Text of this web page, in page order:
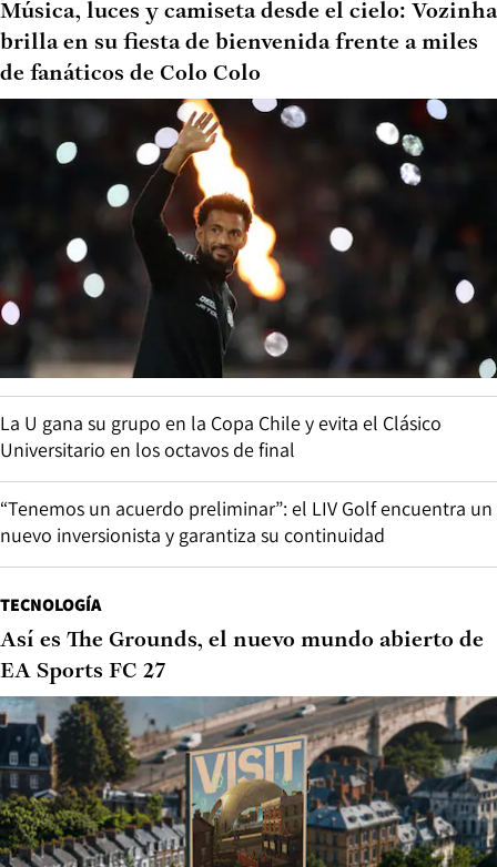
Música, luces y camiseta desde el cielo: Vozinha
brilla en su fiesta de bienvenida frente a miles
de fanáticos de Colo Colo
La U gana su grupo en la Copa Chile y evita el Clásico
Universitario en los octavos de final
“Tenemos un acuerdo preliminar”: el LIV Golf encuentra un
nuevo inversionista y garantiza su continuidad
TECNOLOGÍA
Así es The Grounds, el nuevo mundo abierto de
EA Sports FC 27